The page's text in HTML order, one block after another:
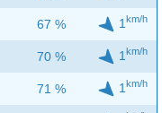
67 % 1 km/h
70 % 1 km/h
71 % 1 km/h